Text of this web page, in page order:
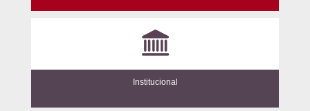
Institucional